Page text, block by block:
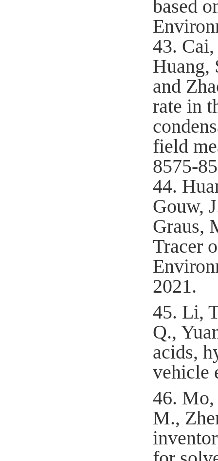
based
43.
Huang,
and
rate in
field
8575-
44.
Gouw,
Graus,
Tracer
2021.
45. Li,
Q.,
acids,
vehicle
46.
M.,